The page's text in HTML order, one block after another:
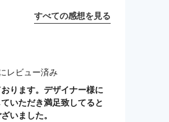
すべての感想を見る
レビュー済み
ります。デザイナー様に
いただき満足致してると
いました。